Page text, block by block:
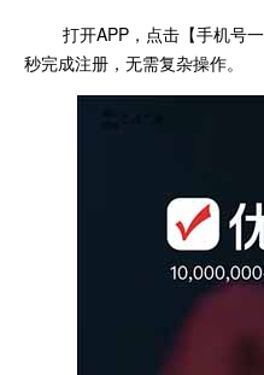
打开APP，点击【手机号
秒完成注册，无需复杂操作。